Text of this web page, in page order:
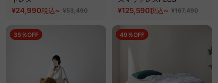
¥24,990税込~ ¥53,490 ¥125,590税込~ ¥167,490
35％OFF 49％OFF